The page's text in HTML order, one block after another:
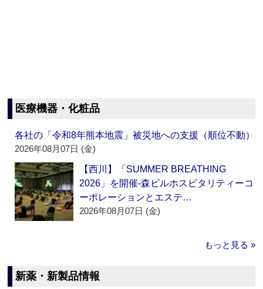
医療機器・化粧品
各社の「令和8年熊本地震」被災地への支援（順位不動）
2026年08月07日 (金)
【西川】「SUMMER BREATHING
2026」を開催‐森ビルホスピタリティーコ
ーポレーションとエステ…
2026年08月07日 (金)
もっと見る »
新薬・新製品情報